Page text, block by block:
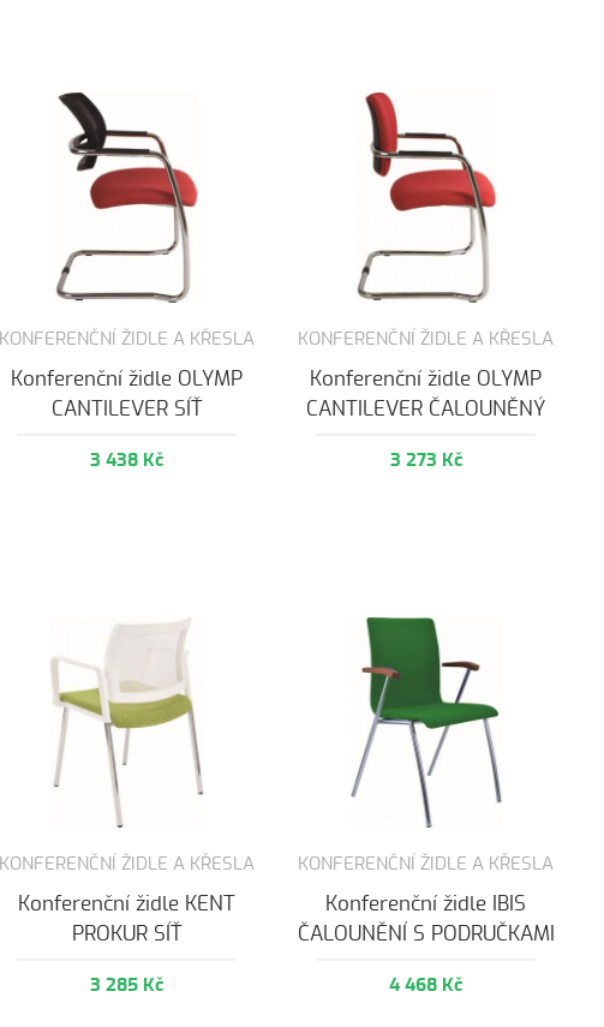
KONFERENČNÍ ŽIDLE A KŘESLA
Konferenční židle OLYMP
CANTILEVER SÍŤ
3 438 Kč
KONFERENČNÍ ŽIDLE A KŘESLA
Konferenční židle OLYMP
CANTILEVER ČALOUNĚNÝ
3 273 Kč
KONFERENČNÍ ŽIDLE A KŘESLA
Konferenční židle KENT
PROKUR SÍŤ
3 285 Kč
KONFERENČNÍ ŽIDLE A KŘESLA
Konferenční židle IBIS
ČALOUNĚNÍ S PODRUČKAMI
4 468 Kč